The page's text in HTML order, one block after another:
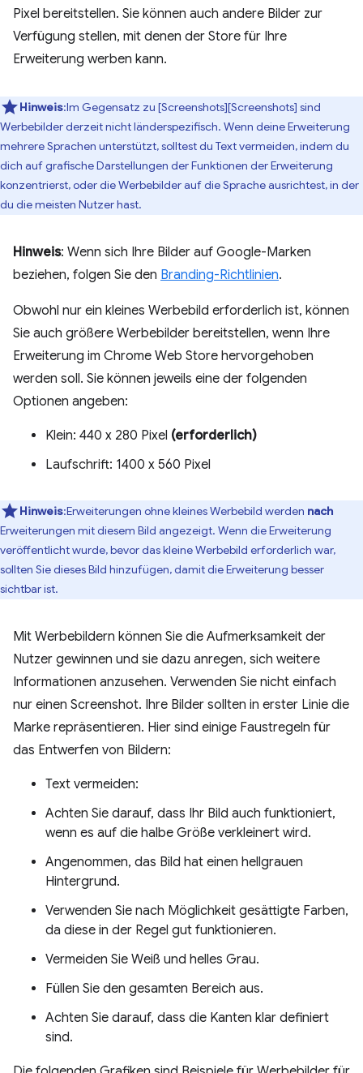
Pixel bereitstellen. Sie können auch andere Bilder zur
Verfügung stellen, mit denen der Store für Ihre
Erweiterung werben kann.
Hinweis:Im Gegensatz zu [Screenshots][Screenshots] sind
Werbebilder derzeit nicht länderspezifisch. Wenn deine Erweiterung
mehrere Sprachen unterstützt, solltest du Text vermeiden, indem du
dich auf grafische Darstellungen der Funktionen der Erweiterung
konzentrierst, oder die Werbebilder auf die Sprache ausrichtest, in der
du die meisten Nutzer hast.
Hinweis: Wenn sich Ihre Bilder auf Google-Marken
beziehen, folgen Sie den Branding-Richtlinien.
Obwohl nur ein kleines Werbebild erforderlich ist, können
Sie auch größere Werbebilder bereitstellen, wenn Ihre
Erweiterung im Chrome Web Store hervorgehoben
werden soll. Sie können jeweils eine der folgenden
Optionen angeben:
Klein: 440 x 280 Pixel (erforderlich)
Laufschrift: 1400 x 560 Pixel
Hinweis:Erweiterungen ohne kleines Werbebild werden nach
Erweiterungen mit diesem Bild angezeigt. Wenn die Erweiterung
veröffentlicht wurde, bevor das kleine Werbebild erforderlich war,
sollten Sie dieses Bild hinzufügen, damit die Erweiterung besser
sichtbar ist.
Mit Werbebildern können Sie die Aufmerksamkeit der
Nutzer gewinnen und sie dazu anregen, sich weitere
Informationen anzusehen. Verwenden Sie nicht einfach
nur einen Screenshot. Ihre Bilder sollten in erster Linie die
Marke repräsentieren. Hier sind einige Faustregeln für
das Entwerfen von Bildern:
Text vermeiden:
Achten Sie darauf, dass Ihr Bild auch funktioniert,
wenn es auf die halbe Größe verkleinert wird.
Angenommen, das Bild hat einen hellgrauen
Hintergrund.
Verwenden Sie nach Möglichkeit gesättigte Farben,
da diese in der Regel gut funktionieren.
Vermeiden Sie Weiß und helles Grau.
Füllen Sie den gesamten Bereich aus.
Achten Sie darauf, dass die Kanten klar definiert
sind.